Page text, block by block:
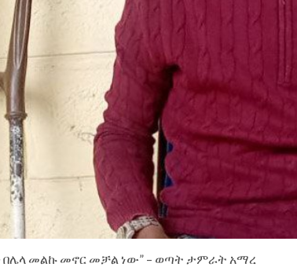
በሌላ መልኩ መኖር መቻል ነው” – ወጣት ታምራት አማረ